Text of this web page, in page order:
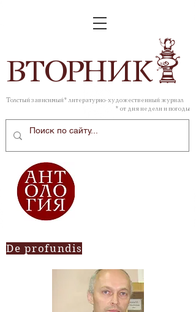
ВТОРНИК
Толстый зависимый* литературно-художественный журнал
* от дня недели и погоды
De profundis